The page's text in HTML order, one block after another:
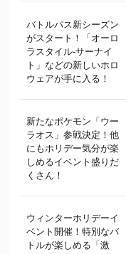
バトルパス新シーズン
がスタート！「オーロ
ラスタイル-サーナイ
ト」などの新しいホロ
ウェアが手に入る！
新たなポケモン「ウー
ラオス」参戦決定！他
にもホリデー気分が楽
しめるイベント盛りだ
くさん！
ウィンターホリデーイ
ベント開催！特別なバ
トルが楽しめる「激